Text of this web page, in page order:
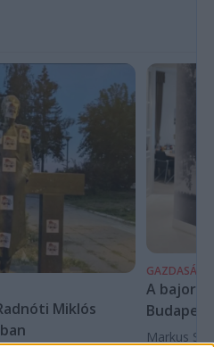
Miklós
GAZDASÁG
A bajor
Markus